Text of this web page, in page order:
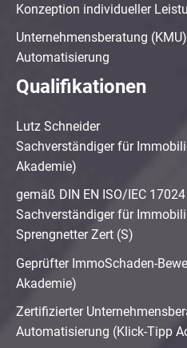
Konzeption individueller
Unternehmensberatung
Automatisierung
Qualifikationen
Lutz Schneider
Sachverständiger für
Akademie)
gemäß DIN EN ISO/IEC
Sachverständiger für
Sprengnetter Zert (S)
Geprüfter ImmoSchaden-
Akademie)
Zertifizierter
Automatisierung (Klick-Tipp